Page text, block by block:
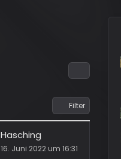
Filter
Hasching
16. Juni 2022 um 16:31